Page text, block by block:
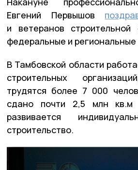
Евгений Первышов
и ветеранов строительной
федеральные и
В Тамбовской области
строительных
трудятся более 7 000
сдано почти 2,5 млн кв.м
развивается
строительство.